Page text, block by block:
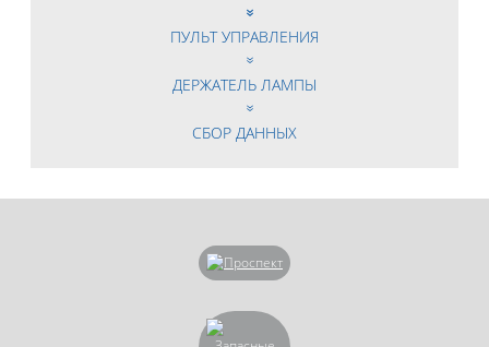
ПУЛЬТ УПРАВЛЕНИЯ
ДЕРЖАТЕЛЬ ЛАМПЫ
СБОР ДАННЫХ